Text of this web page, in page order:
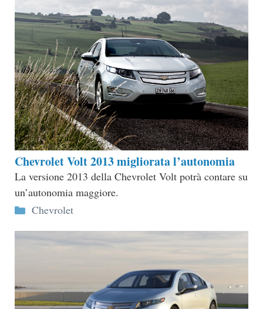
Chevrolet Volt 2013 migliorata l’autonomia
La versione 2013 della Chevrolet Volt potrà contare su
un’autonomia maggiore.
Categorie
Chevrolet